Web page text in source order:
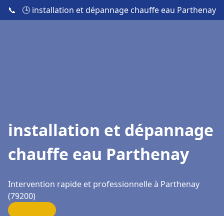
📞 🕒 installation et dépannage chauffe eau Parthenay
installation et dépannage
chauffe eau Parthenay
Intervention rapide et professionnelle à Parthenay
(79200)